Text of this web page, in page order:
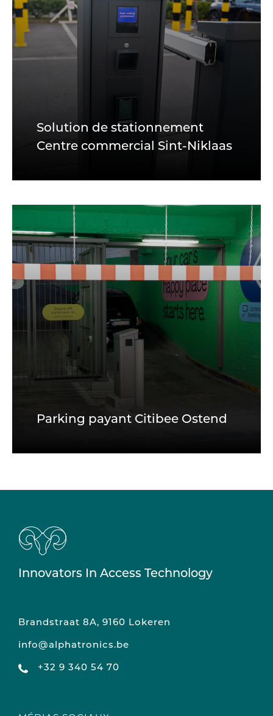
Solution de stationnement
Centre commercial Sint-Niklaas
Parking payant Citibee Ostend
Innovators In Access Technology
Brandstraat 8A, 9160 Lokeren
info@alphatronics.be
+32 9 340 54 70